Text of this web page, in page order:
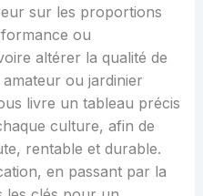
sur les proportions
ou
altérer la qualité de
ou jardinier
livre un tableau précis
culture, afin de
rentable et durable.
en passant par la